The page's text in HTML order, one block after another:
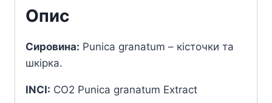
Опис
Сировина: Punica granatum – кісточки та
шкірка.
INCI: CO2 Punica granatum Еxtract